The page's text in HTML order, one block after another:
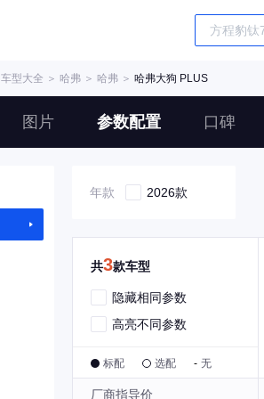
车型大全 ＞ 哈弗 ＞ 哈弗 ＞ 哈弗大狗 PLUS
图片 参数配置 口碑
年款 2026款
共3款车型
隐藏相同参数
高亮不同参数
标配 选配 - 无
厂商指导价